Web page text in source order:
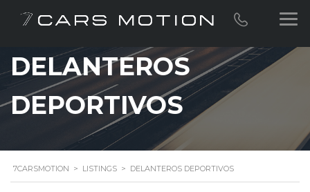
DELANTEROS
DEPORTIVOS
7CARSMOTION > LISTINGS > DELANTEROS DEPORTIVOS